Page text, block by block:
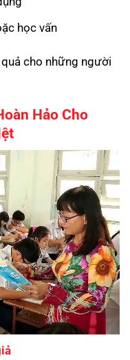
học vấn
cho những người
Hảo Cho